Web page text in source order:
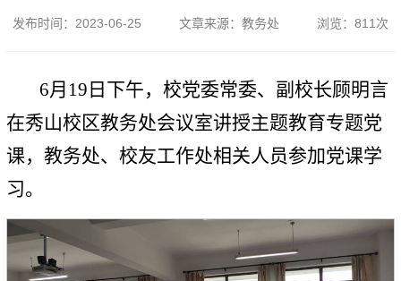
发布时间： 2023-06-25 文章来源： 教务处 浏览： 811 次
6月19日下午，校党委常委、副校长顾明言
在秀山校区教务处会议室讲授主题教育专题党
课，教务处、校友工作处相关人员参加党课学
习。